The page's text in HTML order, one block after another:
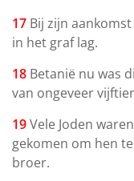
17 Bij zijn
in het graf lag.
18 Betanië nu was
van ongeveer
19Vele Joden
gekomen om hen
broer.